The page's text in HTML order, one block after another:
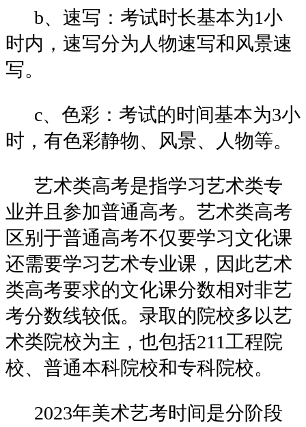
b、速写：考试时长基本为1小
时内，速写分为人物速写和风景速
写。
c、色彩：考试的时间基本为3小
时，有色彩静物、风景、人物等。
艺术类高考是指学习艺术类专
业并且参加普通高考。艺术类高考
区别于普通高考不仅要学习文化课
还需要学习艺术专业课，因此艺术
类高考要求的文化课分数相对非艺
考分数线较低。录取的院校多以艺
术类院校为主，也包括211工程院
校、普通本科院校和专科院校。
2023年美术艺考时间是分阶段